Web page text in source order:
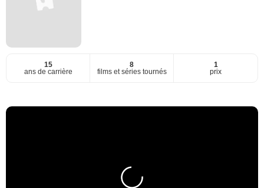
15
ans de carrière
8
films et séries tournés
1
prix